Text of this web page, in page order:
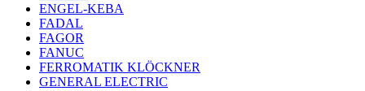
ENGEL-KEBA
FADAL
FAGOR
FANUC
FERROMATIK KLÖCKNER
GENERAL ELECTRIC